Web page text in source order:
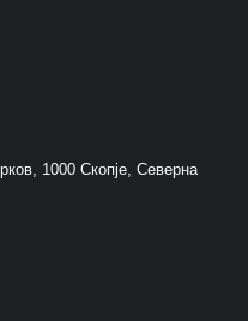
1000 Скопје, Северна